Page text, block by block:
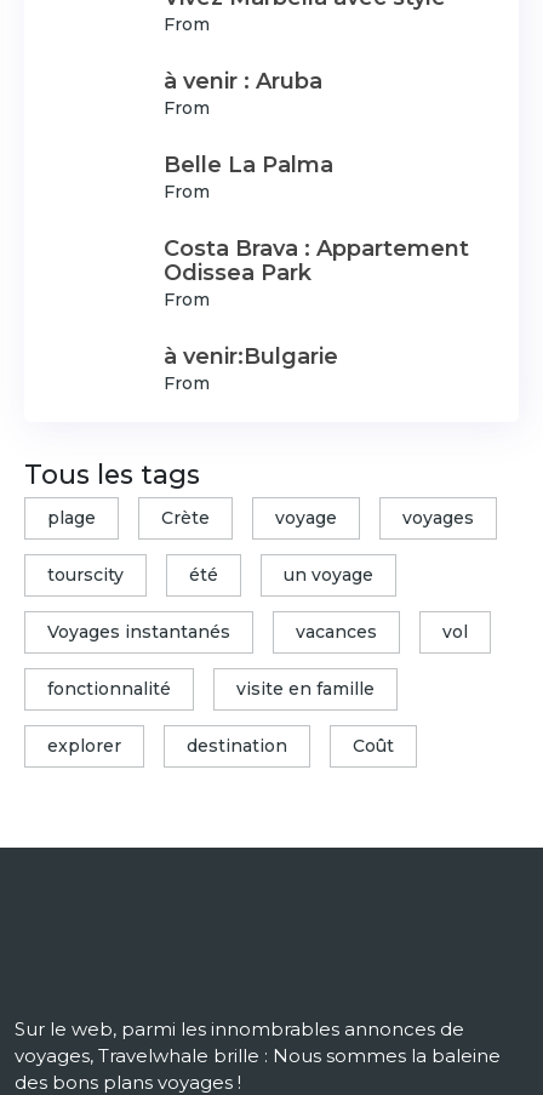
From
à venir : Aruba
From
Belle La Palma
From
Costa Brava : Appartement
Odissea Park
From
à venir:Bulgarie
From
Tous les tags
plage Crète voyage voyages
tourscity été un voyage
Voyages instantanés vacances vol
fonctionnalité visite en famille
explorer destination Coût
Sur le web, parmi les innombrables annonces de
voyages, Travelwhale brille : Nous sommes la baleine
des bons plans voyages !